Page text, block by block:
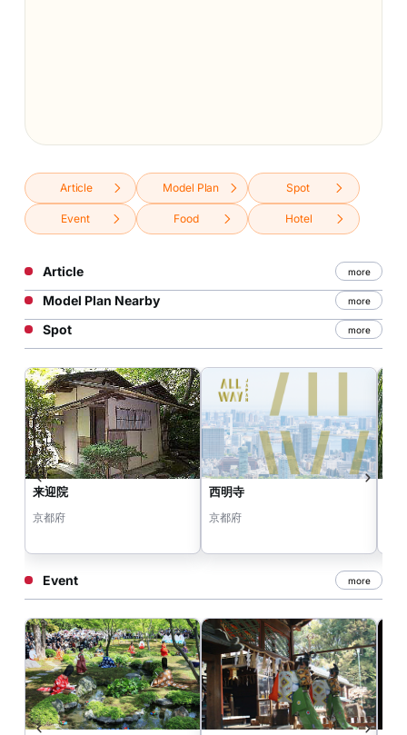
Article Model Plan Spot
Event Food Hotel
Article more
Model Plan Nearby more
Spot more
来迎院
京都府
西明寺
京都府
Event more